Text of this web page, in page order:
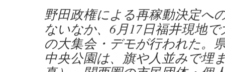
野田政権による再稼動決定へ
ないなか、6月17日福井現地
の大集会・デモが行われた。
中央公園は、旗や人並みで埋